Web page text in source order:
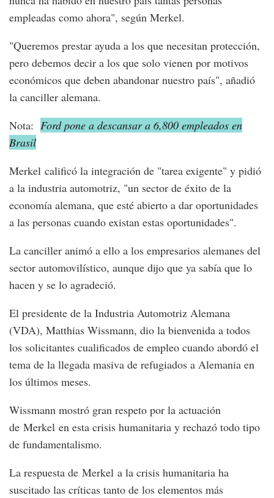
empleadas como ahora", según Merkel.
"Queremos prestar ayuda a los que necesitan protección,
pero debemos decir a los que solo vienen por motivos
económicos que deben abandonar nuestro país", añadió
la canciller alemana.
Nota: Ford pone a descansar a 6,800 empleados en
Brasil
Merkel calificó la integración de "tarea exigente" y pidió
a la industria automotriz, "un sector de éxito de la
economía alemana, que esté abierto a dar oportunidades
a las personas cuando existan estas oportunidades".
La canciller animó a ello a los empresarios alemanes del
sector automovilístico, aunque dijo que ya sabía que lo
hacen y se lo agradeció.
El presidente de la Industria Automotriz Alemana
(VDA), Matthias Wissmann, dio la bienvenida a todos
los solicitantes cualificados de empleo cuando abordó el
tema de la llegada masiva de refugiados a Alemania en
los últimos meses.
Wissmann mostró gran respeto por la actuación
de Merkel en esta crisis humanitaria y rechazó todo tipo
de fundamentalismo.
La respuesta de Merkel a la crisis humanitaria ha
suscitado las críticas tanto de los elementos más